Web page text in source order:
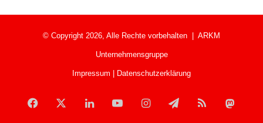
© Copyright 2026, Alle Rechte vorbehalten | ARKM
Unternehmensgruppe
Impressum Datenschutzerklärung
Facebook LinkedInYouTubeInstagramTelegramRSS